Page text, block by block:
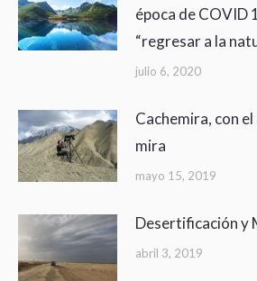
época de COVID
“regresar a la
julio 6, 2020
Cachemira, con
mira
mayo 15, 2019
Desertificación y
abril 3, 2019